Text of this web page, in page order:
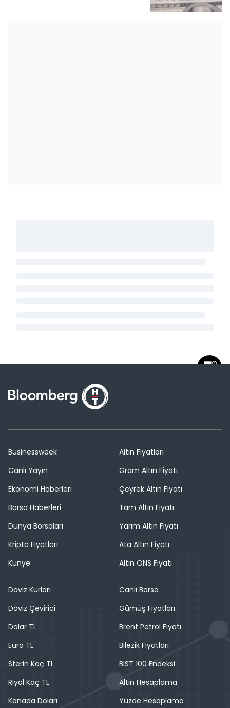
Businessweek
Canlı Yayın
Ekonomi Haberleri
Borsa Haberleri
Dünya Borsaları
Kripto Fiyatları
Künye
Altın Fiyatları
Gram Altın Fiyatı
Çeyrek Altın Fiyatı
Tam Altın Fiyatı
Yarım Altın Fiyatı
Ata Altın Fiyatı
Altın ONS Fiyatı
Döviz Kurları
Döviz Çevirici
Dolar TL
Euro TL
Sterin Kaç TL
Riyal Kaç TL
Kanada Doları
Canlı Borsa
Gümüş Fiyatları
Brent Petrol Fiyatı
Bilezik Fiyatları
BIST 100 Endeksi
Altın Hesaplama
Yüzde Hesaplama